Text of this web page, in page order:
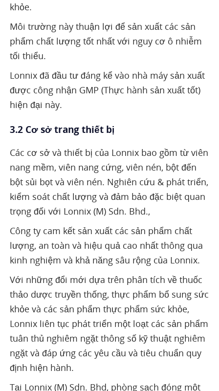
khỏe.
Môi trường này thuận lợi để sản xuất các sản
phẩm chất lượng tốt nhất với nguy cơ ô nhiễm
tối thiểu.
Lonnix đã đầu tư đáng kể vào nhà máy sản xuất
được công nhận GMP (Thực hành sản xuất tốt)
hiện đại này.
3.2 Cơ sở trang thiết bị
Các cơ sở và thiết bị của Lonnix bao gồm từ viên
nang mềm, viên nang cứng, viên nén, bột đến
bột sủi bọt và viên nén. Nghiên cứu & phát triển,
kiểm soát chất lượng và đảm bảo đặc biệt quan
trọng đối với Lonnix (M) Sdn. Bhd.,
Công ty cam kết sản xuất các sản phẩm chất
lượng, an toàn và hiệu quả cao nhất thông qua
kinh nghiệm và khả năng sâu rộng của Lonnix.
Với những đổi mới dựa trên phân tích về thuốc
thảo dược truyền thống, thực phẩm bổ sung sức
khỏe và các sản phẩm thực phẩm sức khỏe,
Lonnix liên tục phát triển một loạt các sản phẩm
tuân thủ nghiêm ngặt thông số kỹ thuật nghiêm
ngặt và đáp ứng các yêu cầu và tiêu chuẩn quy
định hiện hành.
Tại Lonnix (M) Sdn. Bhd, phòng sạch đóng một